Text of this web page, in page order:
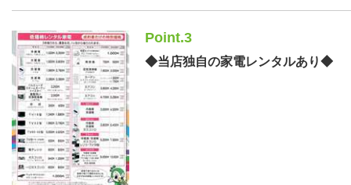
Point.3
◆当店独自の家電レンタルあり◆